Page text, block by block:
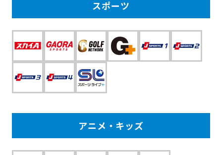
スポーツ
アニメ・キッズ